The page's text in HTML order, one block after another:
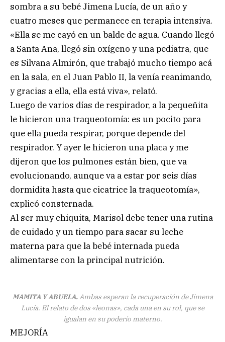
sombra a su bebé Jimena Lucía, de un año y
cuatro meses que permanece en terapia intensiva.
«Ella se me cayó en un balde de agua. Cuando llegó
a Santa Ana, llegó sin oxígeno y una pediatra, que
es Silvana Almirón, que trabajó mucho tiempo acá
en la sala, en el Juan Pablo II, la venía reanimando,
y gracias a ella, ella está viva», relató.
Luego de varios días de respirador, a la pequeñita
le hicieron una traqueotomía: es un pocito para
que ella pueda respirar, porque depende del
respirador. Y ayer le hicieron una placa y me
dijeron que los pulmones están bien, que va
evolucionando, aunque va a estar por seis días
dormidita hasta que cicatrice la traqueotomía»,
explicó consternada.
Al ser muy chiquita, Marisol debe tener una rutina
de cuidado y un tiempo para sacar su leche
materna para que la bebé internada pueda
alimentarse con la principal nutrición.
MAMITA Y ABUELA.Ambas esperan la recuperación de Jimena
Lucía. El relato de dos «leonas», cada una en su rol, que se
igualan en su poderío materno.
MEJORÍA